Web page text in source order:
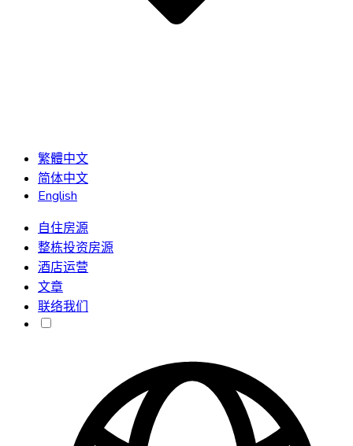
繁體中文
简体中文
English
自住房源
整栋投资房源
酒店运营
文章
联络我们